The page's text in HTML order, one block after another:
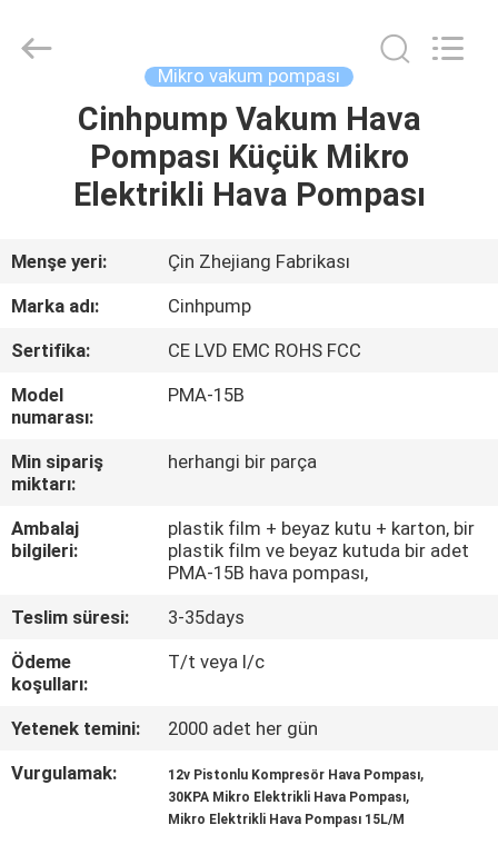
ÜRÜN:%
HAKKIMIZDA
FABRIKA
TURU
KALITE
KONTROL
ULAŞIN
HABERLER
SITE
co.,limited.
Mikro vakum pompası
Cinhpump Vakum Hava
Pompası Küçük Mikro
Elektrikli Hava Pompası
Menşe yeri:
Çin Zhejiang Fabrikası
Marka adı:
Cinhpump
Sertifika:
CE LVD EMC ROHS FCC
Model
numarası:
PMA-15B
Min sipariş
miktarı:
herhangi bir parça
Ambalaj
bilgileri:
plastik film + beyaz kutu + karton, bir
plastik film ve beyaz kutuda bir adet
PMA-15B hava pompası,
Teslim süresi:
3-35days
Ödeme
koşulları:
T/t veya l/c
Yetenek temini:
2000 adet her gün
Vurgulamak:
12v Pistonlu Kompresör Hava Pompası,
30KPA Mikro Elektrikli Hava Pompası,
Mikro Elektrikli Hava Pompası 15L/M